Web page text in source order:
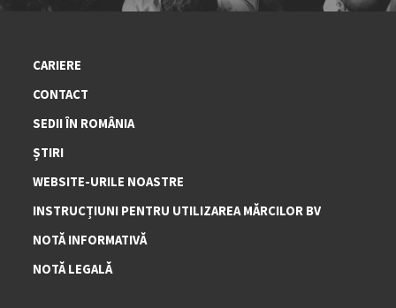
CARIERE
CONTACT
SEDII ÎN ROMÂNIA
ȘTIRI
WEBSITE-URILE NOASTRE
INSTRUCȚIUNI PENTRU UTILIZAREA MĂRCILOR BV
NOTĂ INFORMATIVĂ
NOTĂ LEGALĂ